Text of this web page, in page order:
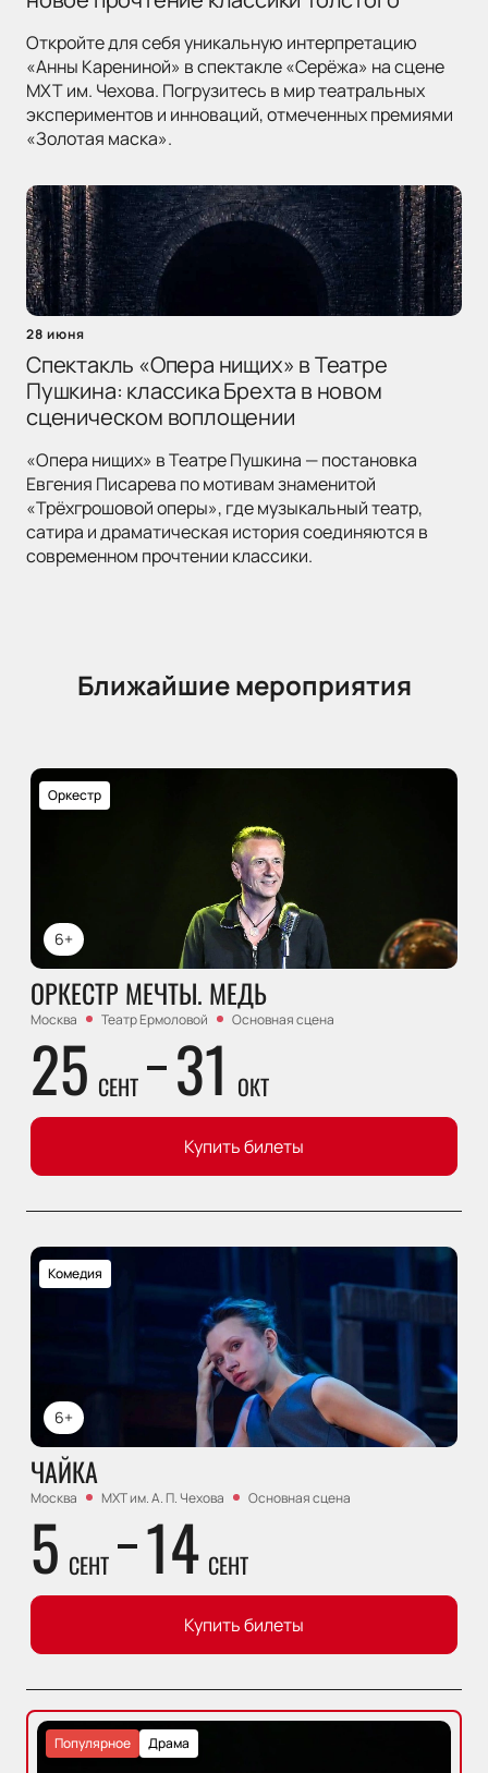
Откройте для себя уникальную интерпретацию
«Анны Карениной» в спектакле «Серёжа» на сцене
МХТ им. Чехова. Погрузитесь в мир театральных
экспериментов и инноваций, отмеченных премиями
«Золотая маска».
28 июня
Спектакль «Опера нищих» в Театре
Пушкина: классика Брехта в новом
сценическом воплощении
«Опера нищих» в Театре Пушкина — постановка
Евгения Писарева по мотивам знаменитой
«Трёхгрошовой оперы», где музыкальный театр,
сатира и драматическая история соединяются в
современном прочтении классики.
Ближайшие мероприятия
6+
Оркестр
ОРКЕСТР МЕЧТЫ. МЕДЬ
Москва Театр Ермоловой Основная сцена
25 СЕНТ 31 ОКТ
Купить билеты
6+
Комедия
ЧАЙКА
Москва МХТ им. А. П. Чехова Основная сцена
5 СЕНТ 14 СЕНТ
Купить билеты
Драма
Популярное